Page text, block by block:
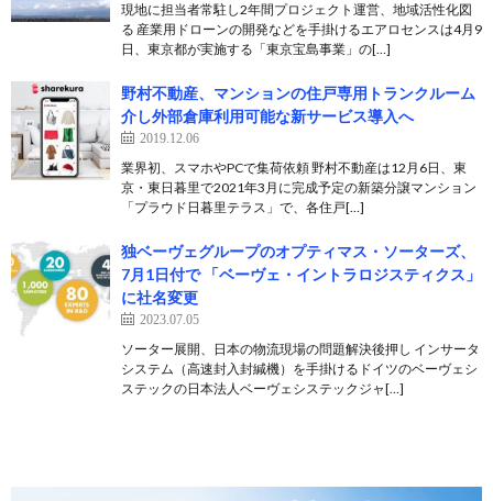
現地に担当者常駐し2年間プロジェクト運営、地域活性化図
る 産業用ドローンの開発などを手掛けるエアロセンスは4月9
日、東京都が実施する「東京宝島事業」の[…]
野村不動産、マンションの住戸専用トランクルーム
介し外部倉庫利用可能な新サービス導入へ
2019.12.06
業界初、スマホやPCで集荷依頼 野村不動産は12月6日、東
京・東日暮里で2021年3月に完成予定の新築分譲マンション
「プラウド日暮里テラス」で、各住戸[…]
独ベーヴェグループのオプティマス・ソーターズ、
7月1日付で 「ベーヴェ・イントラロジスティクス」
に社名変更
2023.07.05
ソーター展開、日本の物流現場の問題解決後押し インサータ
システム（高速封入封緘機）を手掛けるドイツのベーヴェシ
ステックの日本法人ベーヴェシステックジャ[…]